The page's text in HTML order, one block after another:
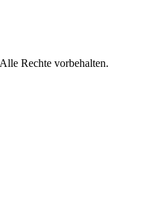
Rechte vorbehalten.